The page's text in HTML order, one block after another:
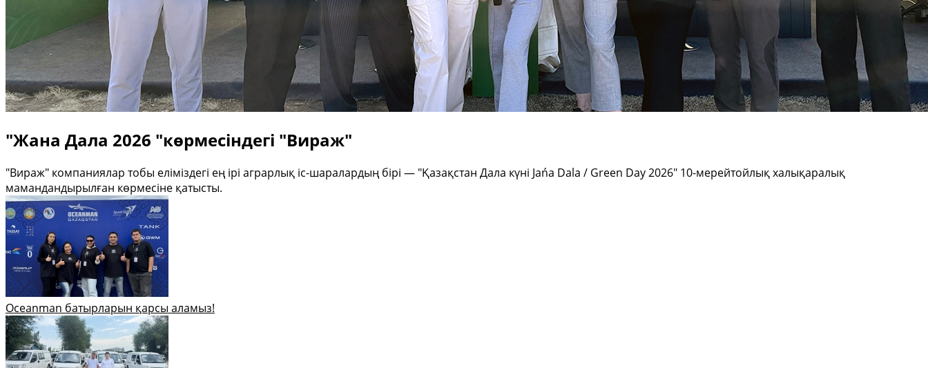
"Жана Дала 2026 "көрмесіндегі "Вираж"
"Вираж" компаниялар тобы еліміздегі ең ірі аграрлық іс-шаралардың бірі — "Қазақстан Дала күні Jańa Dala / Green Day 2026" 10-мерейтойлық халықаралық
мамандандырылған көрмесіне қатысты.
Oceanman батырларын қарсы аламыз!